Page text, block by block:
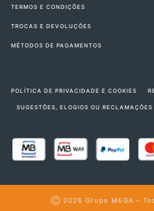
TERMOS E CONDIÇÕES
TROCAS E DEVOLUÇÕES
MÉTODOS DE PAGAMENTOS
POLÍTICA DE PRIVACIDADE E COOKIES
SUGESTÕES, ELOGIOS OU RECLAMAÇÕES
Ⓒ 2026 Grupo MEGA –